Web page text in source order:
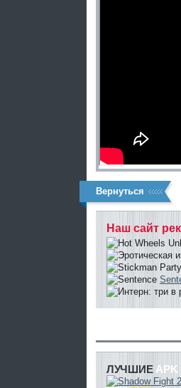
Вернуться
Наш сайт
ЛУЧШИЕAPK